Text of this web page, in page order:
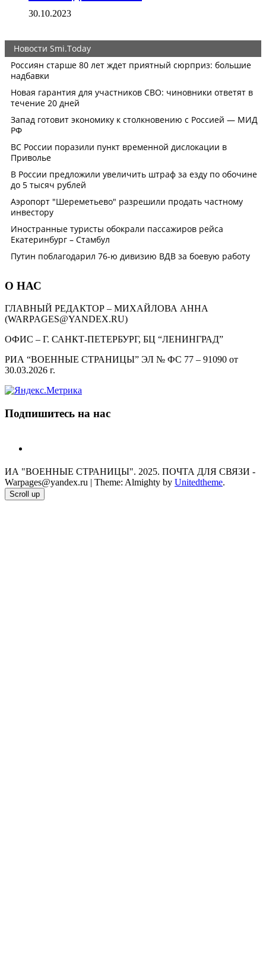
30.10.2023
О НАС
ГЛАВНЫЙ РЕДАКТОР – МИХАЙЛОВА АННА
(WARPAGES@YANDEX.RU)
ОФИС – Г. САНКТ-ПЕТЕРБУРГ, БЦ “ЛЕНИНГРАД”
РИА “ВОЕННЫЕ СТРАНИЦЫ” ЭЛ № ФС 77 – 91090 от
30.03.2026 г.
Подпишитесь на нас
ИА "ВОЕННЫЕ СТРАНИЦЫ". 2025. ПОЧТА ДЛЯ СВЯЗИ -
Warpages@yandex.ru | Theme: Almighty by Unitedtheme.
Scroll up